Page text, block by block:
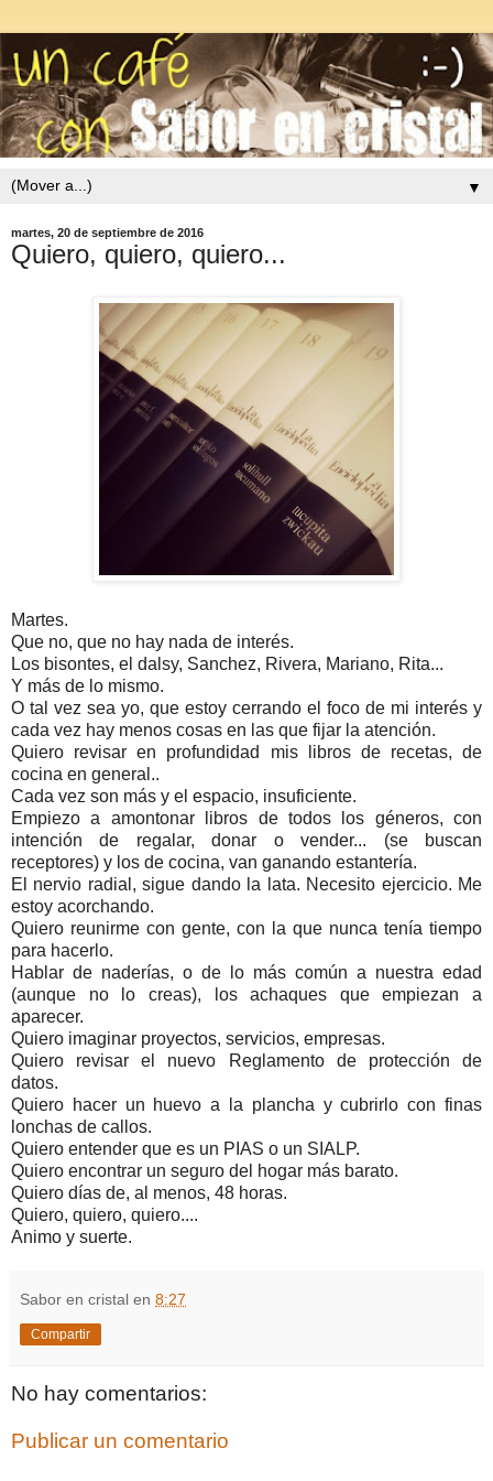
▼
martes, 20 de septiembre de 2016
Quiero, quiero, quiero...
Martes.
Que no, que no hay nada de interés.
Los bisontes, el dalsy, Sanchez, Rivera, Mariano, Rita...
Y más de lo mismo.
O tal vez sea yo, que estoy cerrando el foco de mi interés y
cada vez hay menos cosas en las que fijar la atención.
Quiero revisar en profundidad mis libros de recetas, de
cocina en general..
Cada vez son más y el espacio, insuficiente.
Empiezo a amontonar libros de todos los géneros, con
intención de regalar, donar o vender... (se buscan
receptores) y los de cocina, van ganando estantería.
El nervio radial, sigue dando la lata. Necesito ejercicio. Me
estoy acorchando.
Quiero reunirme con gente, con la que nunca tenía tiempo
para hacerlo.
Hablar de naderías, o de lo más común a nuestra edad
(aunque no lo creas), los achaques que empiezan a
aparecer.
Quiero imaginar proyectos, servicios, empresas.
Quiero revisar el nuevo Reglamento de protección de
datos.
Quiero hacer un huevo a la plancha y cubrirlo con finas
lonchas de callos.
Quiero entender que es un PIAS o un SIALP.
Quiero encontrar un seguro del hogar más barato.
Quiero días de, al menos, 48 horas.
Quiero, quiero, quiero....
Animo y suerte.
Sabor en cristal en 8:27
Compartir
No hay comentarios:
Publicar un comentario